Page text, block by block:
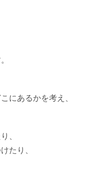
にあるかを考え、
、
たり、